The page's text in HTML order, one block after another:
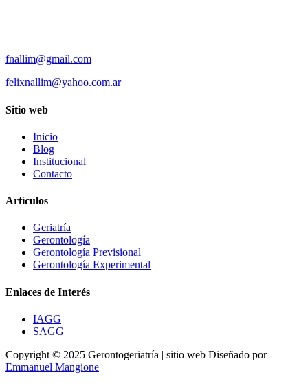
fnallim@gmail.com
felixnallim@yahoo.com.ar
Sitio web
Inicio
Blog
Institucional
Contacto
Artículos
Geriatría
Gerontología
Gerontología Previsional
Gerontología Experimental
Enlaces de Interés
IAGG
SAGG
Copyright © 2025 Gerontogeriatría | sitio web Diseñado por
Emmanuel Mangione